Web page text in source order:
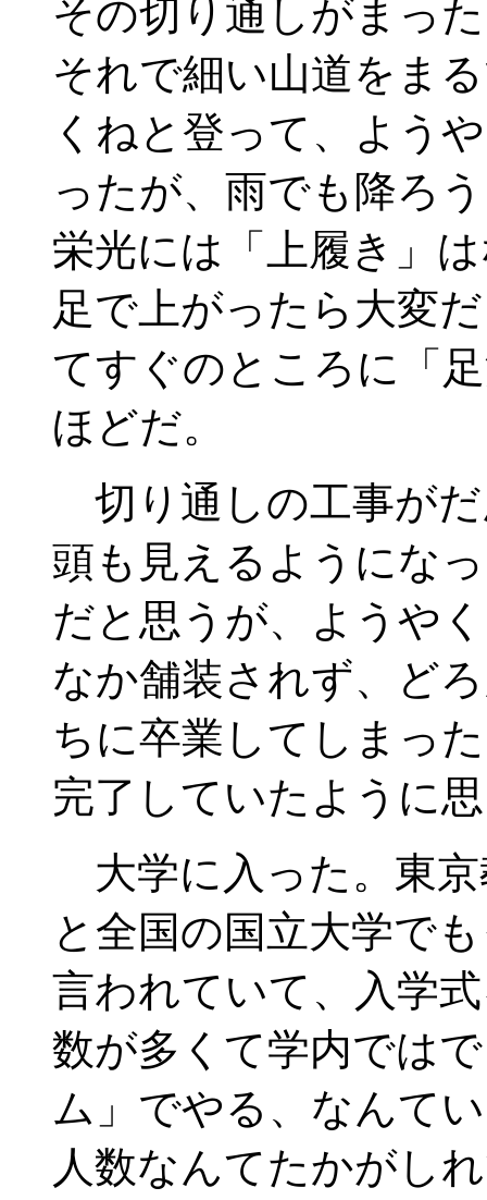
その切り通しがまっ
それで細い山道をま
くねと登って、よう
ったが、雨でも降ろ
栄光には「上履き」
足で上がったら大変
てすぐのところに「
ほどだ。
切り通しの工事が
頭も見えるようにな
だと思うが、ようや
なか舗装されず、ど
ちに卒業してしまっ
完了していたように
大学に入った。東
と全国の国立大学で
言われていて、入学
数が多くて学内では
ム」でやる、なんて
人数なんてたかがし